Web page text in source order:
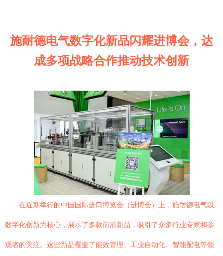
施耐德电气数字化新品闪耀进博会，达
成多项战略合作推动技术创新
在近期举行的中国国际进口博览会（进博会）上，施耐德电气以
数字化创新为核心，展示了多款前沿新品，吸引了众多行业专家和参
观者的关注。这些新品覆盖了能效管理、工业自动化、智能配电等领